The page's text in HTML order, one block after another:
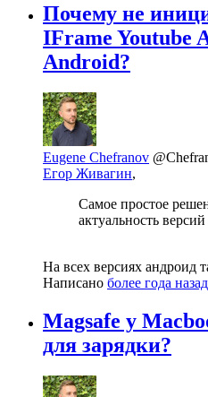
Почему не
IFrame Youtube
Android?
Eugene Chefranov
Егор Живагин,
Самое простое
актуальность
На всех версиях андроид
Написано более года назад
Magsafe у
для зарядки?